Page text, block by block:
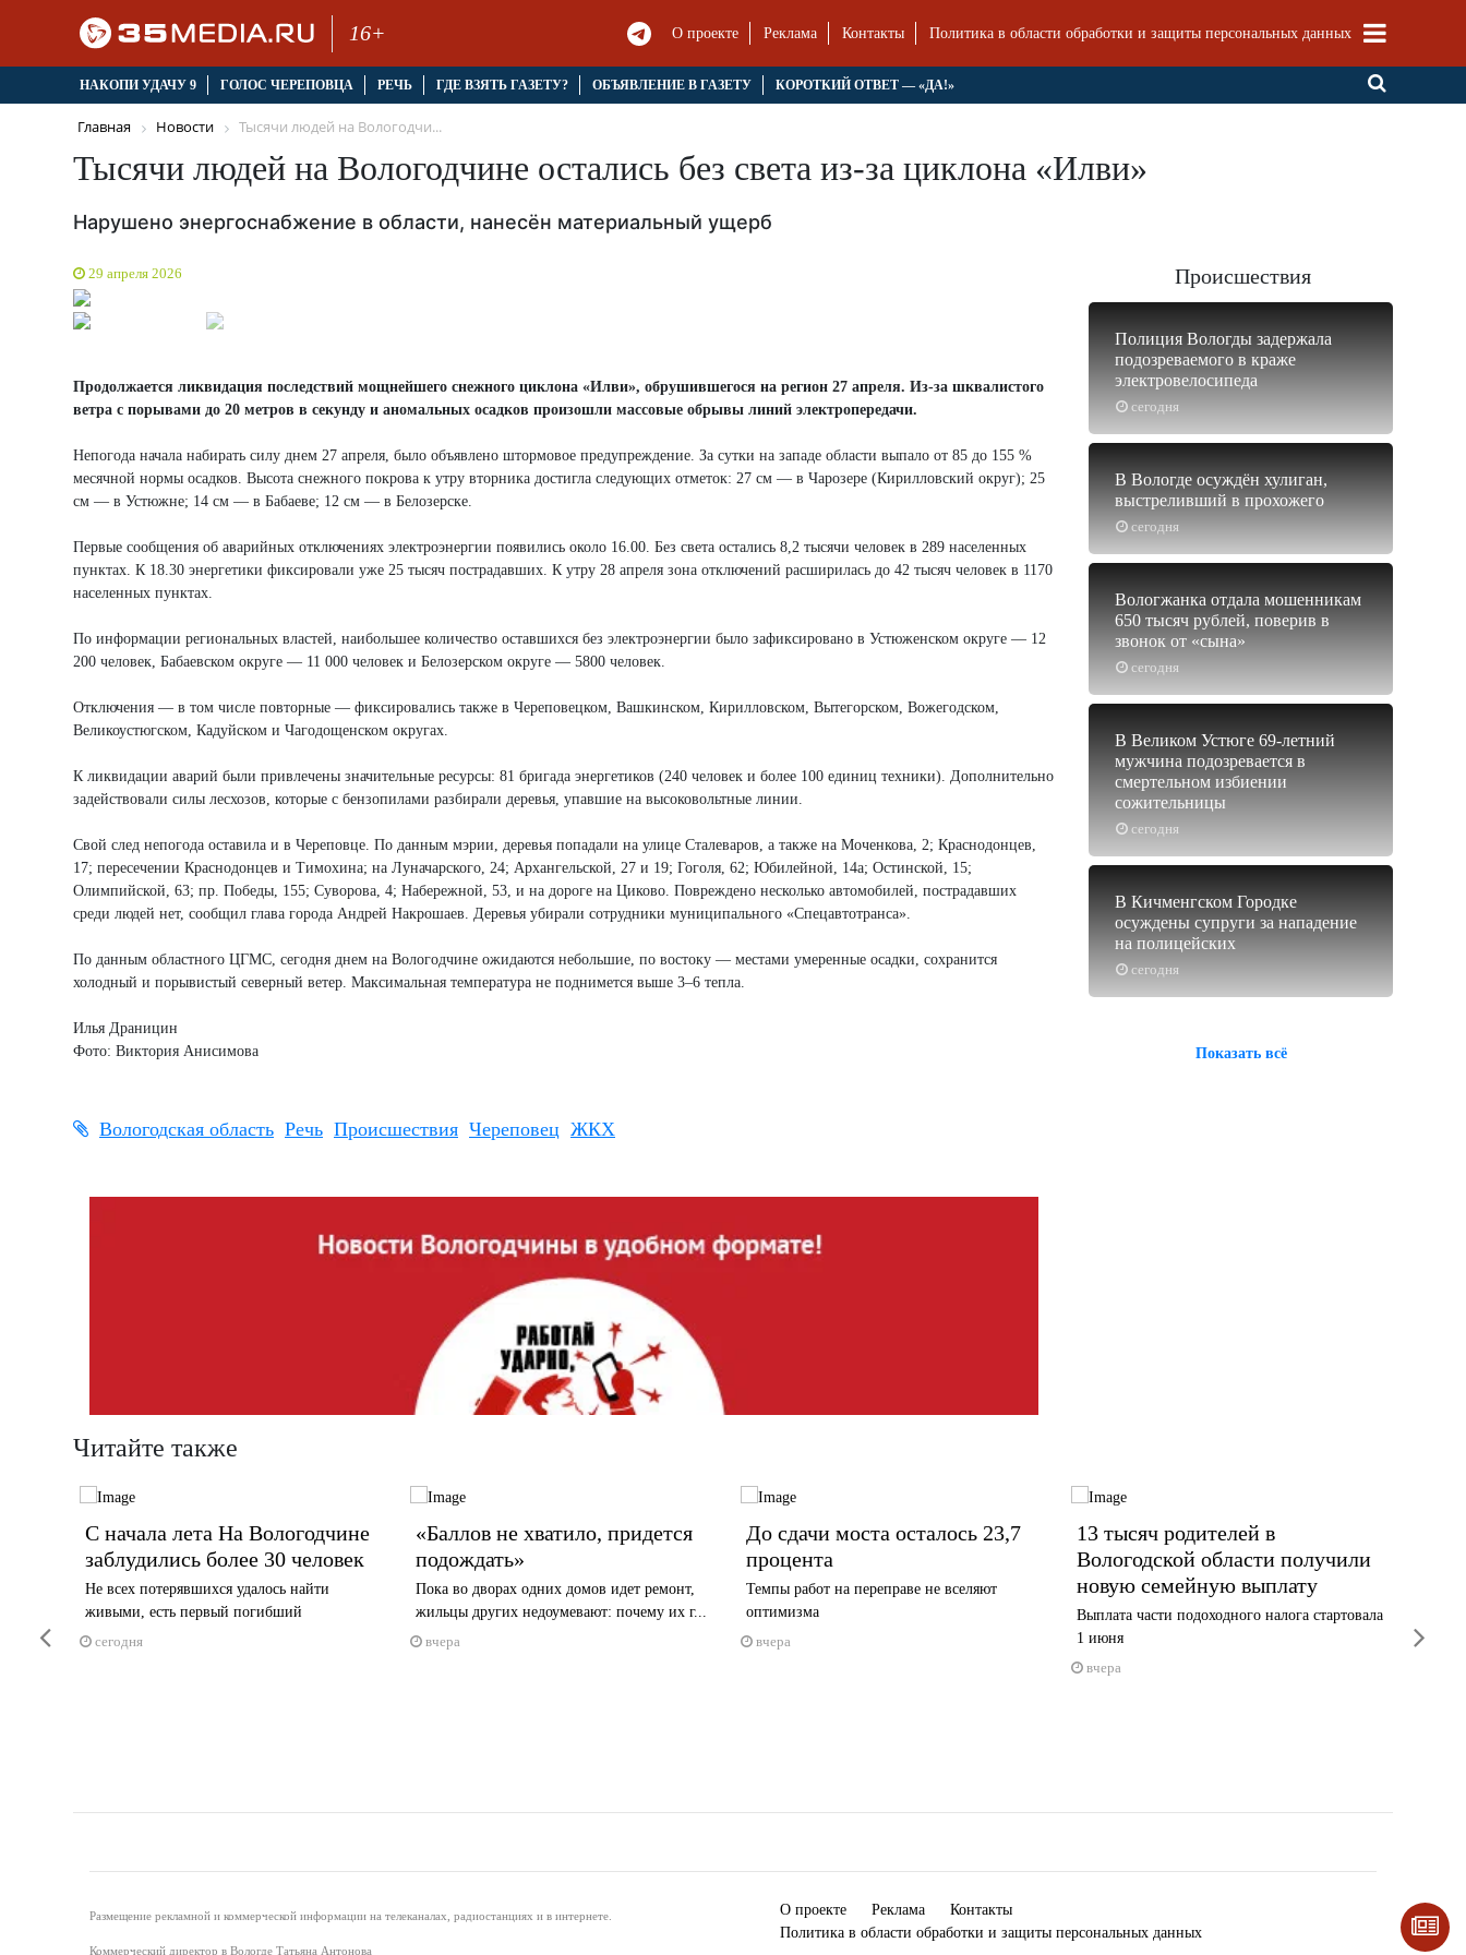
16+ О проекте Реклама Контакты Политика в области обработки и защиты персональных данных
НАКОПИ УДАЧУ 9 ГОЛОС ЧЕРЕПОВЦА РЕЧЬ ГДЕ ВЗЯТЬ ГАЗЕТУ? ОБЪЯВЛЕНИЕ В ГАЗЕТУ КОРОТКИЙ ОТВЕТ — «ДА!»
Главная Новости Тысячи людей на Вологодчи...
Тысячи людей на Вологодчине остались без света из-за циклона «Илви»
Нарушено энергоснабжение в области, нанесён материальный ущерб
29 апреля 2026
Продолжается ликвидация последствий мощнейшего снежного циклона «Илви», обрушившегося на регион 27 апреля. Из-за шквалистого
ветра с порывами до 20 метров в секунду и аномальных осадков произошли массовые обрывы линий электропередачи.
Непогода начала набирать силу днем 27 апреля, было объявлено штормовое предупреждение. За сутки на западе области выпало от 85 до 155 %
месячной нормы осадков. Высота снежного покрова к утру вторника достигла следующих отметок: 27 см — в Чарозере (Кирилловский округ); 25
см — в Устюжне; 14 см — в Бабаеве; 12 см — в Белозерске.
Первые сообщения об аварийных отключениях электроэнергии появились около 16.00. Без света остались 8,2 тысячи человек в 289 населенных
пунктах. К 18.30 энергетики фиксировали уже 25 тысяч пострадавших. К утру 28 апреля зона отключений расширилась до 42 тысяч человек в 1170
населенных пунктах.
По информации региональных властей, наибольшее количество оставшихся без электроэнергии было зафиксировано в Устюженском округе — 12
200 человек, Бабаевском округе — 11 000 человек и Белозерском округе — 5800 человек.
Отключения — в том числе повторные — фиксировались также в Череповецком, Вашкинском, Кирилловском, Вытегорском, Вожегодском,
Великоустюгском, Кадуйском и Чагодощенском округах.
К ликвидации аварий были привлечены значительные ресурсы: 81 бригада энергетиков (240 человек и более 100 единиц техники). Дополнительно
задействовали силы лесхозов, которые с бензопилами разбирали деревья, упавшие на высоковольтные линии.
Свой след непогода оставила и в Череповце. По данным мэрии, деревья попадали на улице Сталеваров, а также на Моченкова, 2; Краснодонцев,
17; пересечении Краснодонцев и Тимохина; на Луначарского, 24; Архангельской, 27 и 19; Гоголя, 62; Юбилейной, 14а; Остинской, 15;
Олимпийской, 63; пр. Победы, 155; Суворова, 4; Набережной, 53, и на дороге на Циково. Повреждено несколько автомобилей, пострадавших
среди людей нет, сообщил глава города Андрей Накрошаев. Деревья убирали сотрудники муниципального «Спецавтотранса».
По данным областного ЦГМС, сегодня днем на Вологодчине ожидаются небольшие, по востоку — местами умеренные осадки, сохранится
холодный и порывистый северный ветер. Максимальная температура не поднимется выше 3–6 тепла.
Илья Драницин
Фото: Виктория Анисимова
Вологодская область Речь Происшествия Череповец ЖКХ
Происшествия
сегодня
Полиция Вологды задержала
подозреваемого в краже
электровелосипеда
сегодня
В Вологде осуждён хулиган,
выстреливший в прохожего
сегодня
Вологжанка отдала мошенникам
650 тысяч рублей, поверив в
звонок от «сына»
сегодня
В Великом Устюге 69-летний
мужчина подозревается в
смертельном избиении
сожительницы
сегодня
В Кичменгском Городке
осуждены супруги за нападение
на полицейских
Показать всё
Читайте также
С начала лета На Вологодчине
заблудились более 30 человек
Не всех потерявшихся удалось найти
живыми, есть первый погибший
сегодня
«Баллов не хватило, придется
подождать»
Пока во дворах одних домов идет ремонт,
жильцы других недоумевают: почему их г...
вчера
До сдачи моста осталось 23,7
процента
Темпы работ на переправе не вселяют
оптимизма
вчера
13 тысяч родителей в
Вологодской области получили
новую семейную выплату
Выплата части подоходного налога стартовала
1 июня
вчера
4
Размещение рекламной и коммерческой информации на телеканалах, радиостанциях и в интернете.
Коммерческий директор в Вологде Татьяна Антонова
О проекте Реклама
Контакты
Политика в области обработки и защиты персональных данных